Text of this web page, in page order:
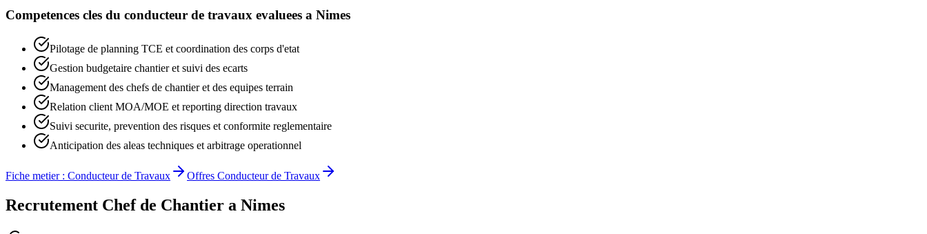
Competences cles du conducteur de travaux evaluees a Nimes
Pilotage de planning TCE et coordination des corps d'etat
Gestion budgetaire chantier et suivi des ecarts
Management des chefs de chantier et des equipes terrain
Relation client MOA/MOE et reporting direction travaux
Suivi securite, prevention des risques et conformite reglementaire
Anticipation des aleas techniques et arbitrage operationnel
Fiche metier : Conducteur de Travaux Offres Conducteur de Travaux
Recrutement Chef de Chantier a Nimes